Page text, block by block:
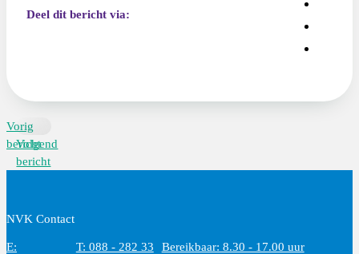
Deel dit bericht via:
Vorig
bericht
Volgend
bericht
NVK Contact
E:
T: 088 - 282 33
Bereikbaar: 8.30 - 17.00 uur